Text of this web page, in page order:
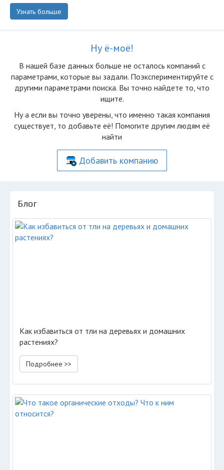
Узнать больше
Ну ё-моё!
В нашей базе данных больше не осталоcь компаний с
параметрами, которые вы задали. Поэкспериментируйте с
другими параметрами поиска. Вы точно найдете то, что
ищите.
Ну а если вы точно уверены, что именно такая компания
существует, то добавьте её! Помогите другим людям её
найти
Добавить компанию
Блог
Как избавиться от тли на деревьях и домашних
растениях?
Подробнее >>